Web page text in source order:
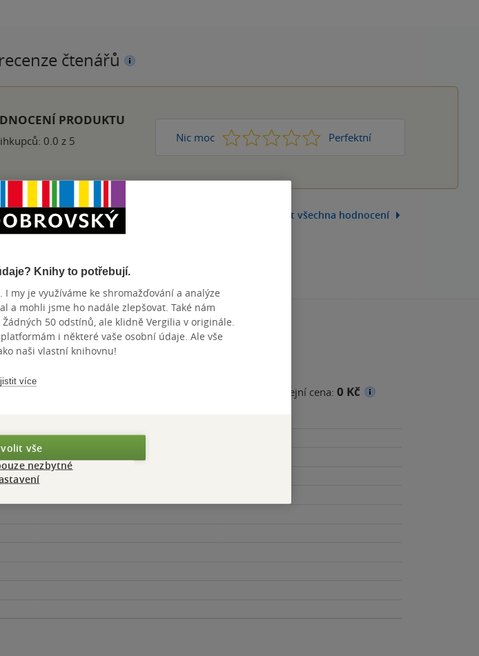
čtenářů
PRODUKTU
0.0 z 5 Nic moc 1 2 3 4 Perfektní
5
Zobrazit všechna hodnocení
Minimální prodejní cena: 0 Kč
Knihy to potřebují.
my je využíváme ke shromažďování a analýze
a mohli jsme ho nadále zlepšovat. Také nám
50 odstínů, ale klidně Vergilia v originále.
i některé vaše osobní údaje. Ale vše
naši vlastní knihovnu!
více
vše
nezbytné